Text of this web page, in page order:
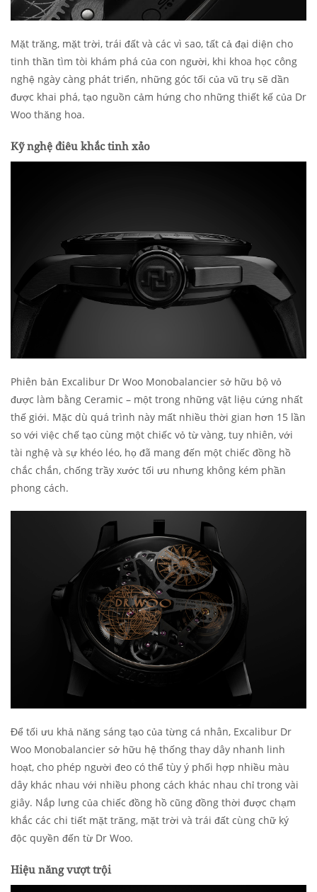
Mặt trăng, mặt trời, trái đất và các vì sao, tất cả đại diện cho
tinh thần tìm tòi khám phá của con người, khi khoa học công
nghệ ngày càng phát triển, những góc tối của vũ trụ sẽ dần
được khai phá, tạo nguồn cảm hứng cho những thiết kế của Dr
Woo thăng hoa.
Kỹ nghệ điêu khắc tinh xảo
Phiên bản Excalibur Dr Woo Monobalancier sở hữu bộ vỏ
được làm bằng Ceramic – một trong những vật liệu cứng nhất
thế giới. Mặc dù quá trình này mất nhiều thời gian hơn 15 lần
so với việc chế tạo cùng một chiếc vỏ từ vàng, tuy nhiên, với
tài nghệ và sự khéo léo, họ đã mang đến một chiếc đồng hồ
chắc chắn, chống trầy xước tối ưu nhưng không kém phần
phong cách.
Để tối ưu khả năng sáng tạo của từng cá nhân, Excalibur Dr
Woo Monobalancier sở hữu hệ thống thay dây nhanh linh
hoạt, cho phép người đeo có thể tùy ý phối hợp nhiều màu
dây khác nhau với nhiều phong cách khác nhau chỉ trong vài
giây. Nắp lưng của chiếc đồng hồ cũng đồng thời được chạm
khắc các chi tiết mặt trăng, mặt trời và trái đất cùng chữ ký
độc quyền đến từ Dr Woo.
Hiệu năng vượt trội